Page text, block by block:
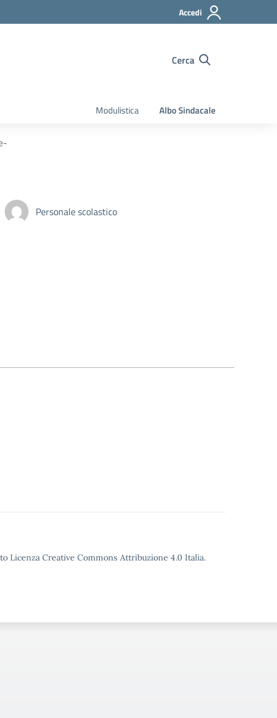
Accedi
Cerca
Modulistica Albo Sindacale
Personale scolastico
Licenza Creative Commons Attribuzione 4.0 Italia.